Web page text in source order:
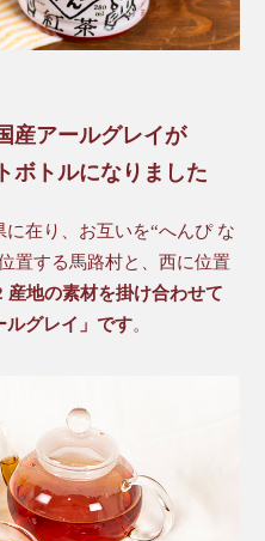
産アールグレイが
ボトルになりました
在り、お互いを“へんぴ な
置する馬路村と、西に位置
産地の素材を掛け合わせて
ルグレイ」です。